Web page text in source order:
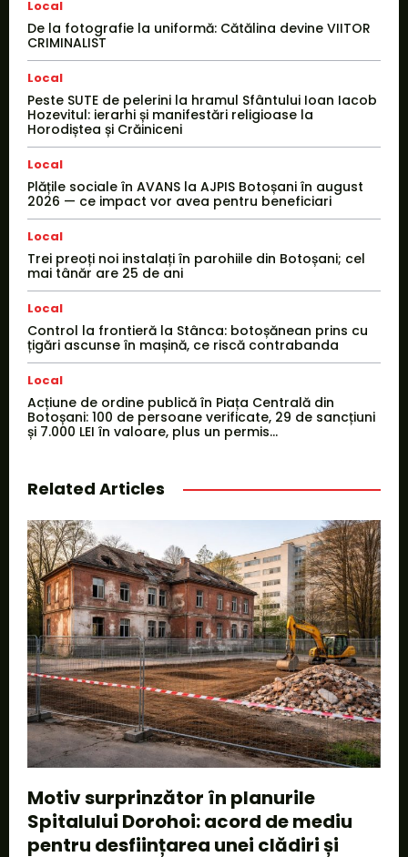
Local
De la fotografie la uniformă: Cătălina devine VIITOR
CRIMINALIST
Local
Peste SUTE de pelerini la hramul Sfântului Ioan Iacob
Hozevitul: ierarhi și manifestări religioase la
Horodiștea și Crăiniceni
Local
Plățile sociale în AVANS la AJPIS Botoșani în august
2026 — ce impact vor avea pentru beneficiari
Local
Trei preoți noi instalați în parohiile din Botoșani; cel
mai tânăr are 25 de ani
Local
Control la frontieră la Stânca: botoșănean prins cu
țigări ascunse în mașină, ce riscă contrabanda
Local
Acțiune de ordine publică în Piața Centrală din
Botoșani: 100 de persoane verificate, 29 de sancțiuni
și 7.000 LEI în valoare, plus un permis...
Related Articles
Motiv surprinzător în planurile
Spitalului Dorohoi: acord de mediu
pentru desființarea unei clădiri și